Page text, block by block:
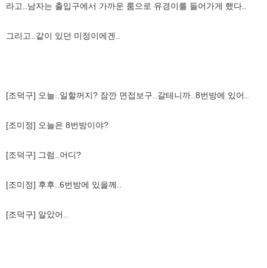
라고..남자는 출입구에서 가까운 룸으로 유경이를 들어가게 했다..
그리고..같이 있던 미정이에겐..
[조덕구] 오늘..일할꺼지? 잠깐 면접보구..갈테니까..8번방에 있어..
[조미정] 오늘은 8번방이야?
[조덕구] 그럼..어디?
[조미정] 후후..6번방에 있을께..
[조덕구] 알았어..